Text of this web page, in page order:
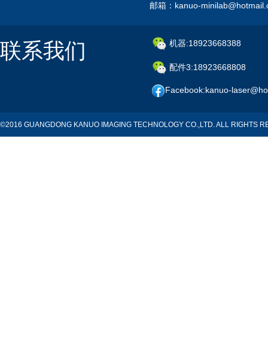
邮箱：kanuo-
联系我们 机器:18923668388
配件3:18923668808
Facebook:kanuo-
©2016 GUANGDONG KANUO IMAGING TECHNOLOGY CO.,LTD. ALL RIGHTS